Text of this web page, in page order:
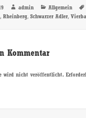
Autor
admin Kategorien
Allgemein
,Rheinberg,Schwarzer Adler,
Kommentar
wird nicht veröffentlicht.